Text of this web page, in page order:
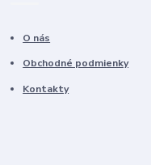
O nás
Obchodné podmienky
Kontakty